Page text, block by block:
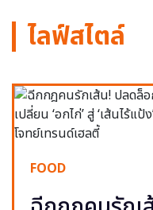
ไลฟ์สไตล์
FOOD